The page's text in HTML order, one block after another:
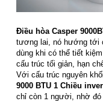
Điều hòa Casper
tương lai, nó hướng tới
dùng khi có thể tiết
cấu trúc tối giản, hạn
Với cấu trúc nguyên
9000 BTU 1 Chiều
chỉ còn 1 người, nhờ